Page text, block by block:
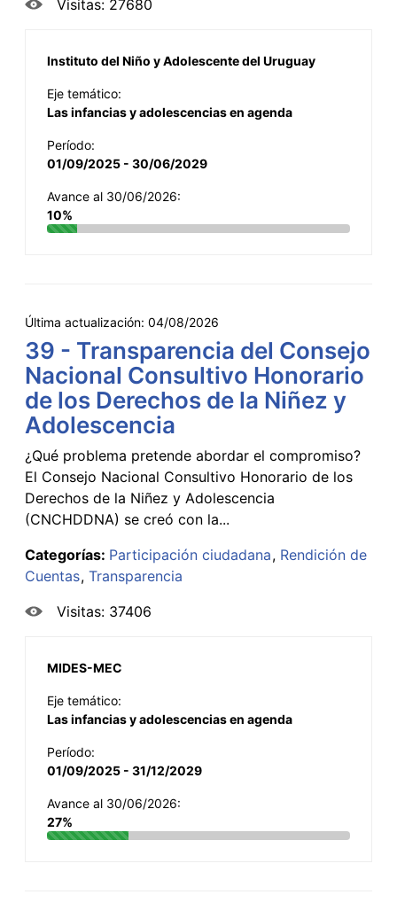
Visitas: 27680
Instituto del Niño y Adolescente del Uruguay
Eje temático:
Las infancias y adolescencias en agenda
Período:
01/09/2025 - 30/06/2029
Avance al 30/06/2026:
10%
Última actualización: 04/08/2026
39 - Transparencia del Consejo
Nacional Consultivo Honorario
de los Derechos de la Niñez y
Adolescencia
¿Qué problema pretende abordar el compromiso?
El Consejo Nacional Consultivo Honorario de los
Derechos de la Niñez y Adolescencia
(CNCHDDNA) se creó con la...
Categorías: Participación ciudadana Rendición de
Cuentas Transparencia
Visitas: 37406
MIDES-MEC
Eje temático:
Las infancias y adolescencias en agenda
Período:
01/09/2025 - 31/12/2029
Avance al 30/06/2026:
27%